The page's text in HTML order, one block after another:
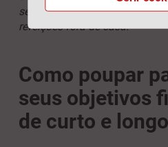
semana e gastar, no máximo,
refeições fora de casa.
Como poupar
seus objetivos
de curto e